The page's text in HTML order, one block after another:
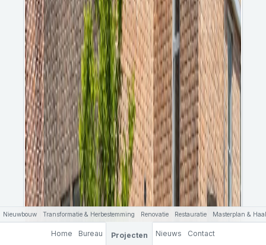
Home Bureau Projecten
Nieuwbouw Transformatie & Herbestemming Renovatie Restauratie Masterplan &
Nieuws Contact